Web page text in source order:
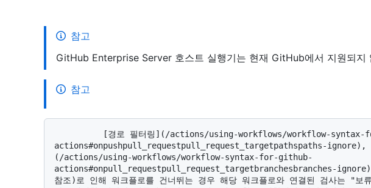
참고
GitHub Enterprise Server 호스트 실행기는 현재 GitHub에서 지원되지
참고
actions#onpushpull_requestpull_request_targetpathspaths-ignore), [
(/actions/using-workflows/workflow-syntax-for-github-
actions#onpull_requestpull_request_targetbranchesbranches-ignore)
참조)로 인해 워크플로를 건너뛰는 경우 해당 워크플로와 연결된 검사는 "보